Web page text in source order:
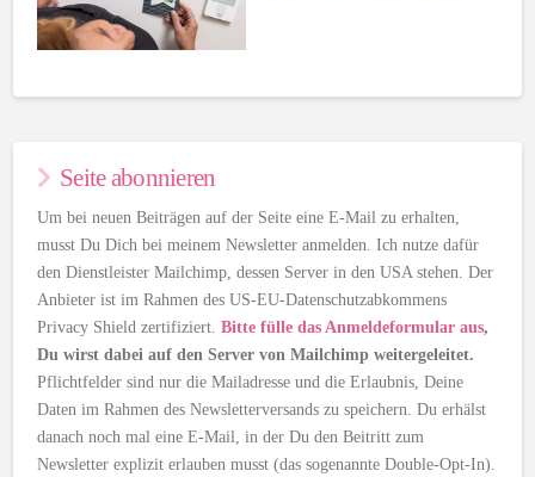
Seite abonnieren
Um bei neuen Beiträgen auf der Seite eine E-Mail zu erhalten,
musst Du Dich bei meinem Newsletter anmelden. Ich nutze dafür
den Dienstleister Mailchimp, dessen Server in den USA stehen. Der
Anbieter ist im Rahmen des US-EU-Datenschutzabkommens
Privacy Shield zertifiziert.Bitte fülle das Anmeldeformular aus,
Du wirst dabei auf den Server von Mailchimp weitergeleitet.
Pflichtfelder sind nur die Mailadresse und die Erlaubnis, Deine
Daten im Rahmen des Newsletterversands zu speichern. Du erhälst
danach noch mal eine E-Mail, in der Du den Beitritt zum
Newsletter explizit erlauben musst (das sogenannte Double-Opt-In).